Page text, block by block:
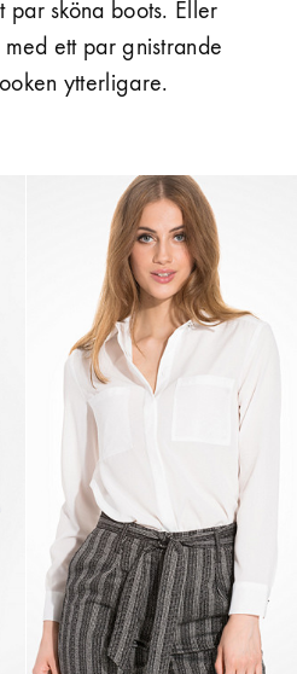
par sköna boots. Eller
ett par gnistrande
ytterligare.